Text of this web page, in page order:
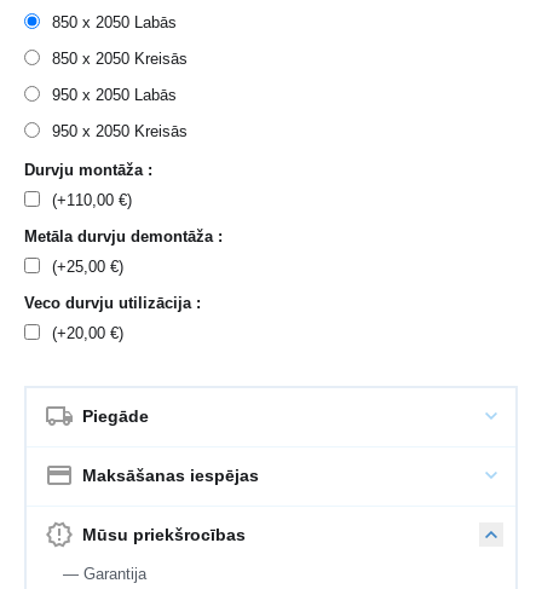
850 x 2050 Labās
850 x 2050 Kreisās
950 x 2050 Labās
950 x 2050 Kreisās
Durvju montāža :
(+110,00 €)
Metāla durvju demontāža :
(+25,00 €)
Veco durvju utilizācija :
(+20,00 €)
Piegāde
Maksāšanas iespējas
Mūsu priekšrocības
— Garantija